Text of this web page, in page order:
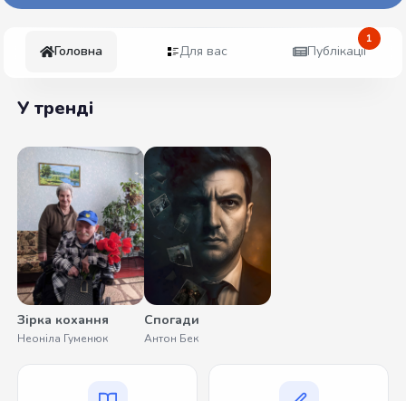
Головна Для вас Публікації
1
У тренді
Зірка кохання
Неоніла Гуменюк
Спогади
Антон Бек